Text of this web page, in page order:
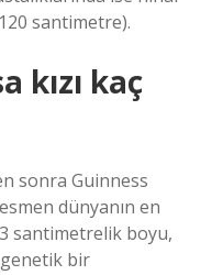
santimetre).
kızı kaç
sonra Guinness
dünyanın en
santimetrelik boyu,
bir